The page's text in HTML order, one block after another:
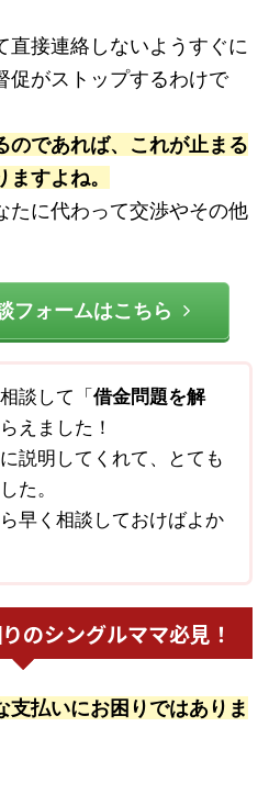
直接連絡しないようすぐに
促がストップするわけで
のであれば、これが止まる
すよね。
たに代わって交渉やその他
フォームはこちら
談して「 借金問題を解
えました！
説明してくれて、とても
た。
早く相談しておけばよか
のシングルママ必見！
支払いにお困りではありま